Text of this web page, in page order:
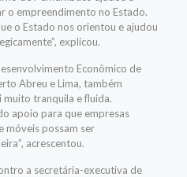
o empreendimento no Estado.
o Estado nos orientou e ajudou
explicou.
Econômico de
Abreu e Lima, também
muito tranquila e fluida.
apoio para que empresas
móveis possam ser
acrescentou.
a secretária-executiva de